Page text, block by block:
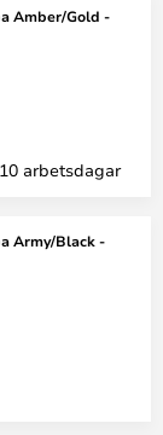
Amber/Gold -
arbetsdagar
Army/Black -